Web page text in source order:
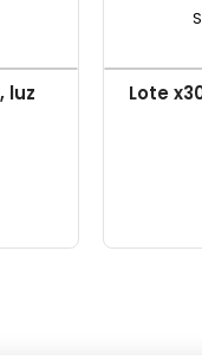
luz
Lote